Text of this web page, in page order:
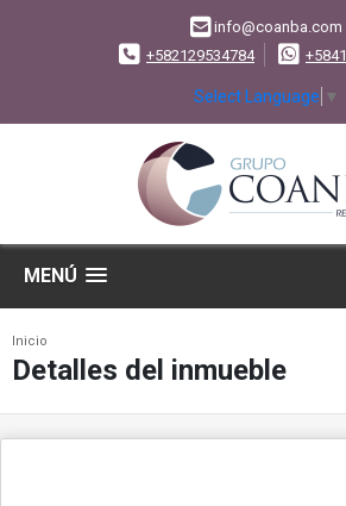
info@coanba.com
+582129534784
Select Language ▼
MENÚ
Inicio
Detalles del inmueble